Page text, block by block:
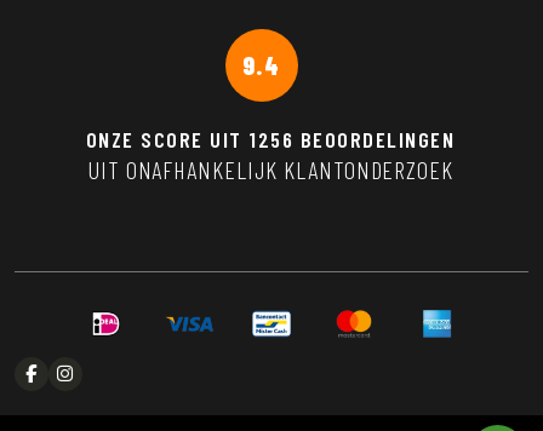
9.4
ONZE SCORE UIT 1256 BEOORDELINGEN
UIT ONAFHANKELIJK KLANTONDERZOEK